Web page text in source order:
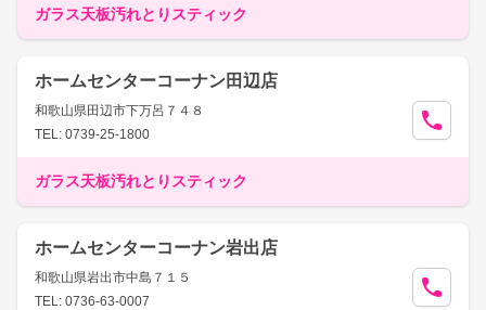
ガラス天板汚れとりスティック
ホームセンターコーナン田辺店
和歌山県田辺市下万呂７４８
TEL: 0739-25-1800
ガラス天板汚れとりスティック
ホームセンターコーナン岩出店
和歌山県岩出市中島７１５
TEL: 0736-63-0007